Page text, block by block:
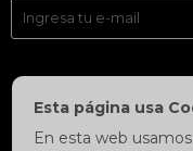
Esta página usa
En esta web